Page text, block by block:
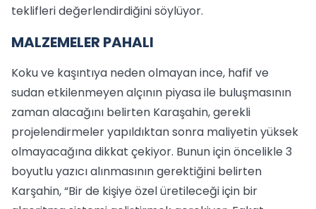
teklifleri değerlendirdiğini söylüyor.
MALZEMELER PAHALI
Koku ve kaşıntıya neden olmayan ince, hafif ve
sudan etkilenmeyen alçının piyasa ile buluşmasının
zaman alacağını belirten Karaşahin, gerekli
projelendirmeler yapıldıktan sonra maliyetin yüksek
olmayacağına dikkat çekiyor. Bunun için öncelikle 3
boyutlu yazıcı alınmasının gerektiğini belirten
Karşahin, “Bir de kişiye özel üretileceği için bir